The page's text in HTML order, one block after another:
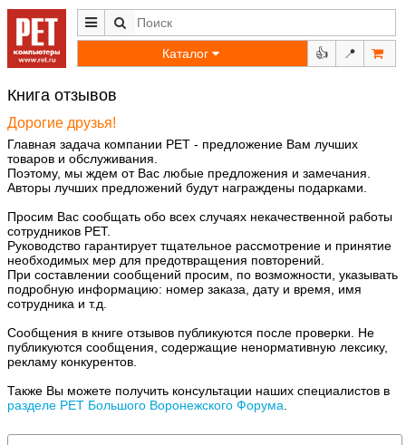
Каталог 👍 📍
Книга отзывов
Дорогие друзья!
Главная задача компании РЕТ - предложение Вам лучших
товаров и обслуживания.
Поэтому, мы ждем от Вас любые предложения и замечания.
Авторы лучших предложений будут награждены подарками.
Просим Вас сообщать обо всех случаях некачественной работы
сотрудников РЕТ.
Руководство гарантирует тщательное рассмотрение и принятие
необходимых мер для предотвращения повторений.
При составлении сообщений просим, по возможности, указывать
подробную информацию: номер заказа, дату и время, имя
сотрудника и т.д.
Сообщения в книге отзывов публикуются после проверки. Не
публикуются сообщения, содержащие ненормативную лексику,
рекламу конкурентов.
Также Вы можете получить консультации наших специалистов в
разделе РЕТ Большого Воронежского Форума